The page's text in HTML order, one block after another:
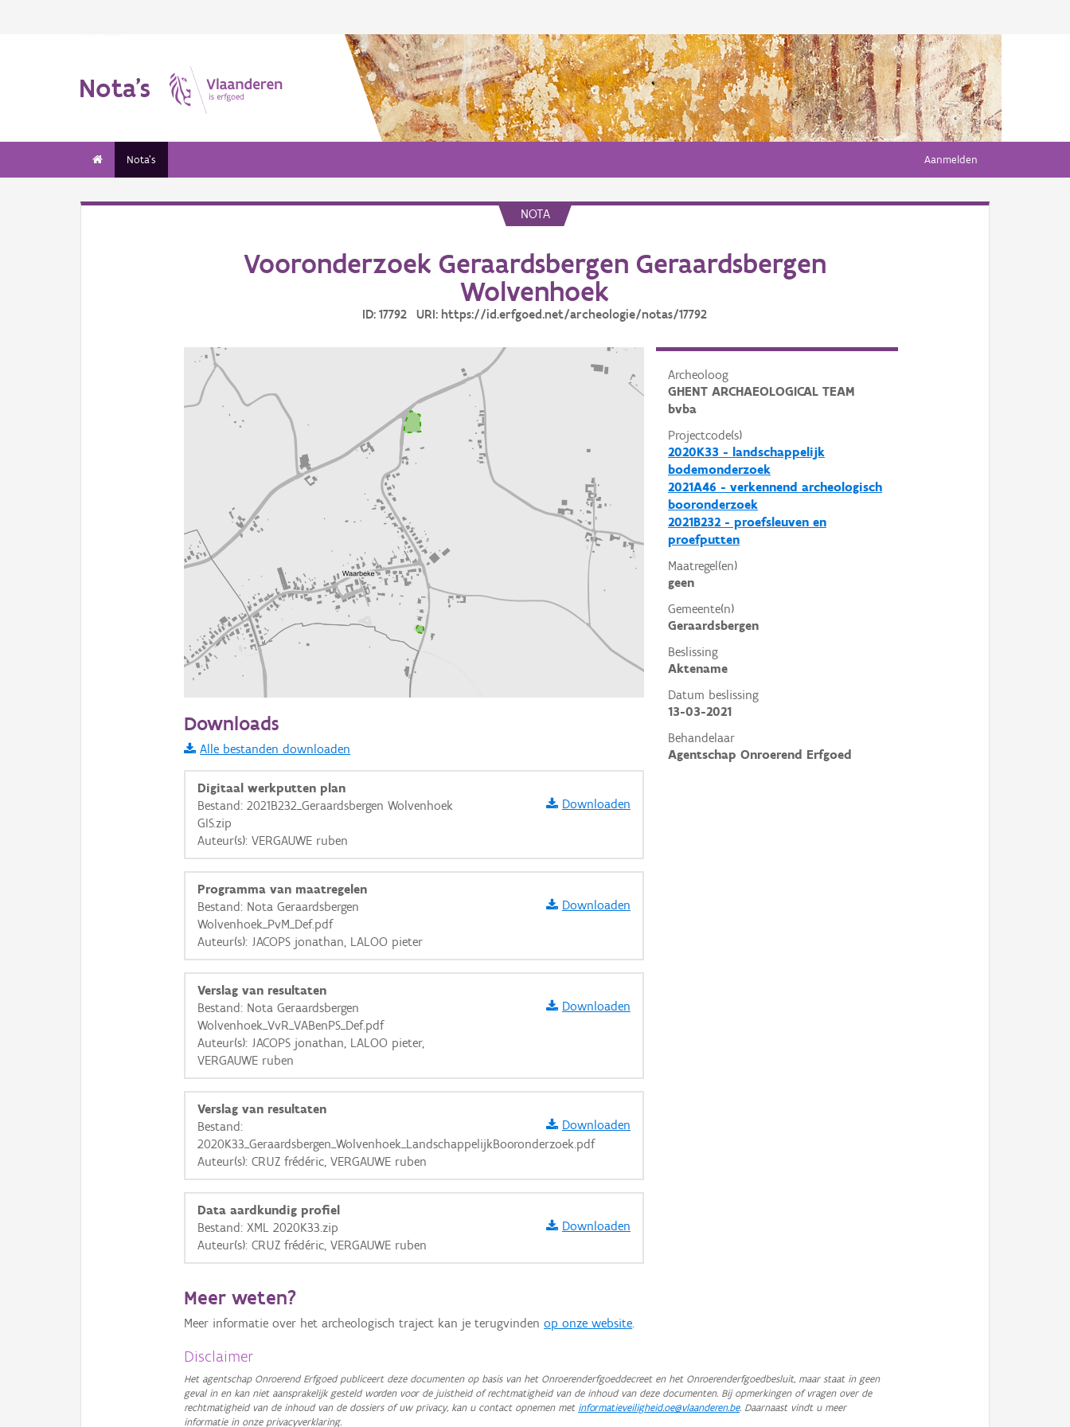
Nota's
Nota's Aanmelden
NOTA
Vooronderzoek Geraardsbergen Geraardsbergen
Wolvenhoek
ID: 17792 URI: https://id.erfgoed.net/archeologie/notas/17792
Archeoloog
GHENT ARCHAEOLOGICAL TEAM
bvba
Projectcode(s)
2020K33 - landschappelijk
bodemonderzoek
2021A46 - verkennend archeologisch
booronderzoek
2021B232 - proefsleuven en
proefputten
Maatregel(en)
geen
Gemeente(n)
Geraardsbergen
Beslissing
Aktename
Datum beslissing
13-03-2021
Behandelaar
Agentschap Onroerend Erfgoed
Informatie Vlaanderen
i
+
Basis Lagen
Ortho
GRB-Basiskaart
GRB-Basiskaart in grijswaarden
Downloads
Alle bestanden downloaden
Digitaal werkputten plan
Bestand: 2021B232_Geraardsbergen Wolvenhoek
GIS.zip
Auteur(s): VERGAUWE ruben
Downloaden
Programma van maatregelen
Bestand: Nota Geraardsbergen
Wolvenhoek_PvM_Def.pdf
Auteur(s): JACOPS jonathan, LALOO pieter
Downloaden
Verslag van resultaten
Bestand: Nota Geraardsbergen
Wolvenhoek_VvR_VABenPS_Def.pdf
Auteur(s): JACOPS jonathan, LALOO pieter,
VERGAUWE ruben
Downloaden
Verslag van resultaten
Bestand:
2020K33_Geraardsbergen_Wolvenhoek_LandschappelijkBooronderzoek.pdf
Auteur(s): CRUZ frédéric, VERGAUWE ruben
Downloaden
Data aardkundig profiel
Bestand: XML 2020K33.zip
Auteur(s): CRUZ frédéric, VERGAUWE ruben
Downloaden
Meer weten?
Meer informatie over het archeologisch traject kan je terugvindenop onze website.
Disclaimer
Het agentschap Onroerend Erfgoed publiceert deze documenten op basis van het Onroerenderfgoeddecreet en het Onroerenderfgoedbesluit, maar staat in geen
geval in en kan niet aansprakelijk gesteld worden voor de juistheid of rechtmatigheid van de inhoud van deze documenten. Bij opmerkingen of vragen over de
rechtmatigheid van de inhoud van de dossiers of uw privacy, kan u contact opnemen met informatieveiligheid.oe@vlaanderen.be. Daarnaast vindt u meer
informatie in onze privacyverklaring.